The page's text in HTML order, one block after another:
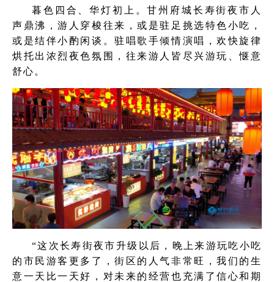
暮色四合、华灯初上。甘州府城长寿街夜市人
声鼎沸，游人穿梭往来，或是驻足挑选特色小吃，
或是结伴小酌闲谈。驻唱歌手倾情演唱，欢快旋律
烘托出浓烈夜色氛围，往来游人皆尽兴游玩、惬意
舒心。
“这次长寿街夜市升级以后，晚上来游玩吃小吃
的市民游客更多了，街区的人气非常旺，我们的生
意一天比一天好，对未来的经营也充满了信心和期